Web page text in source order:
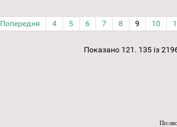
Попередня 4 5 6 7 8 9 10
Показано 121. 135 із